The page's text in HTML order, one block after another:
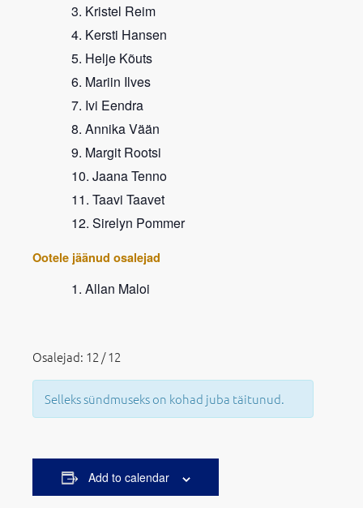
Kristel Reim
Kersti Hansen
Helje Kõuts
Mariin Ilves
Ivi Eendra
Annika Vään
Margit Rootsi
Jaana Tenno
Taavi Taavet
Sirelyn Pommer
Ootele jäänud osalejad
Allan Maloi
Osalejad: 12 / 12
Selleks sündmuseks on kohad juba täitunud.
Add to calendar